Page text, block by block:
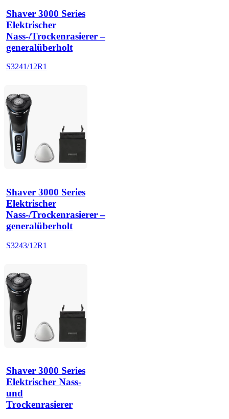
Shaver 3000 Series
Elektrischer
Nass-/Trockenrasierer –
generalüberholt
S3241/12R1
Shaver 3000 Series
Elektrischer
Nass-/Trockenrasierer –
generalüberholt
S3243/12R1
Shaver 3000 Series
Elektrischer Nass-
und
Trockenrasierer